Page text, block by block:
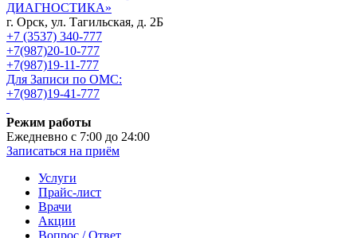
г. Орск, ул. Тагильская, д. 2Б
+7 (3537) 340-777
+7(987)20-10-777
+7(987)19-11-777
Для Записи по ОМС:
+7(987)19-41-777
Режим работы
Ежедневно с 7:00 до 24:00
Записаться на приём
Услуги
Прайс-лист
Врачи
Акции
Вопрос / Ответ